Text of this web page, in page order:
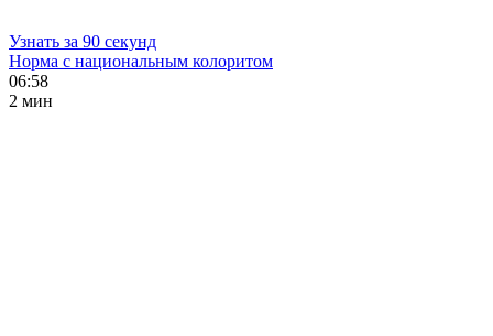
Узнать за 90 секунд
Норма с национальным колоритом
06:58
2 мин